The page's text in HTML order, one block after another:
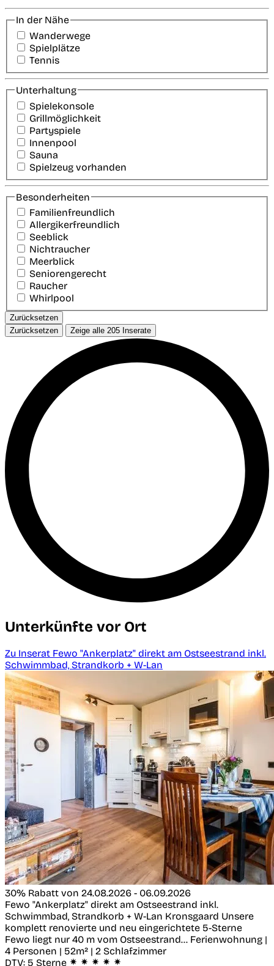
In der Nähe
Wanderwege
Spielplätze
Tennis
Unterhaltung
Spielekonsole
Grillmöglichkeit
Partyspiele
Innenpool
Sauna
Spielzeug vorhanden
Besonderheiten
Familienfreundlich
Allergikerfreundlich
Seeblick
Nichtraucher
Meerblick
Seniorengerecht
Raucher
Whirlpool
Zurücksetzen
Zurücksetzen
Zeige alle 205 Inserate
Unterkünfte vor Ort
Zu Inserat Fewo "Ankerplatz" direkt am Ostseestrand inkl.
Schwimmbad, Strandkorb + W-Lan
30% Rabatt von 24.08.2026 - 06.09.2026
Fewo "Ankerplatz" direkt am Ostseestrand inkl.
Schwimmbad, Strandkorb + W-Lan Kronsgaard Unsere
komplett renovierte und neu eingerichtete 5-Sterne
Fewo liegt nur 40 m vom Ostseestrand... Ferienwohnung |
4 Personen | 52m² | 2 Schlafzimmer
DTV: 5 Sterne